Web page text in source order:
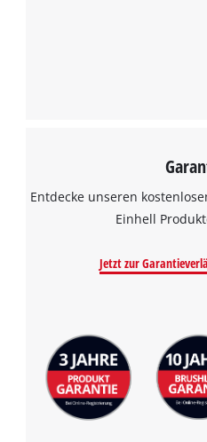
Entdecke unseren
Einhell
Jetzt zur